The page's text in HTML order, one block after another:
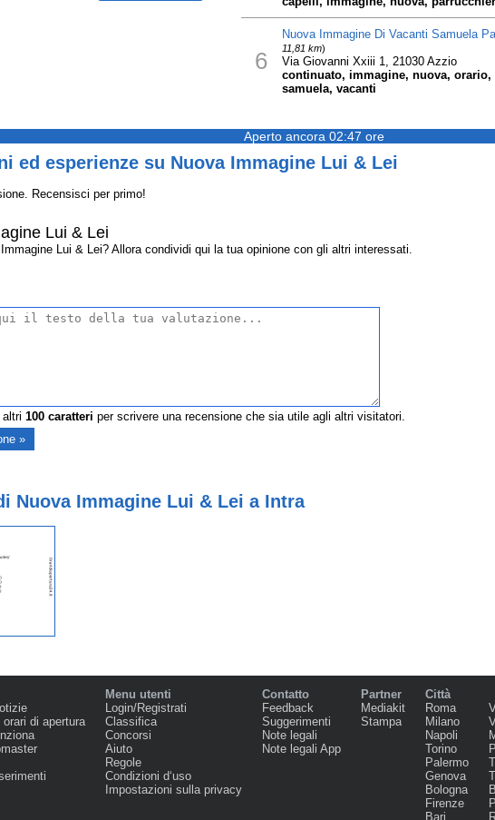
6
Nuova Immagine Di Vacanti Samuela
11,81 km)
Via Giovanni Xxiii 1, 21030 Azzio
continuato, immagine, nuova,
samuela, vacanti
Aperto ancora 02:47 ore
ed esperienze su Nuova Immagine Lui & Lei
Recensisci per primo!
Lui & Lei
Lui & Lei? Allora condividi qui la tua opinione con gli altri interessati.
altri 100caratteri per scrivere una recensione che sia utile agli altri visitatori.
Nuova Immagine Lui & Lei a Intra
orari di apertura
Menu utenti
Login/Registrati
Classifica
Concorsi
Aiuto
Regole
Condizioni d‘uso
Impostazioni sulla privacy
Contatto
Feedback
Suggerimenti
Note legali
Note legali App
Partner
Mediakit
Stampa
Città
Roma
Milano
Napoli
Torino
Palermo
Genova
Bologna
Firenze
Bari